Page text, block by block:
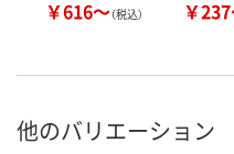
￥616～（税込） ￥
他のバリエーション